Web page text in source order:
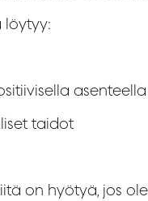
löytyy:
asenteella
taidot
on hyötyä, jos